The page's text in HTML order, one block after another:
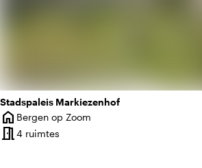
Stadspaleis Markiezenhof
home
Plaats
Bergen op Zoom
meeting_room4 ruimtes